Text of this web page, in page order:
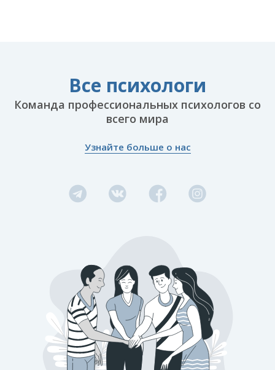
Все психологи
Команда профессиональных психологов со
всего мира
Узнайте больше о нас